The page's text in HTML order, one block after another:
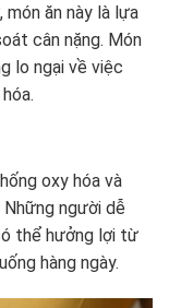
ăn này là lựa
cân nặng. Món
lo ngại về việc
oxy hóa và
người dễ
thể hưởng lợi từ
hàng ngày.